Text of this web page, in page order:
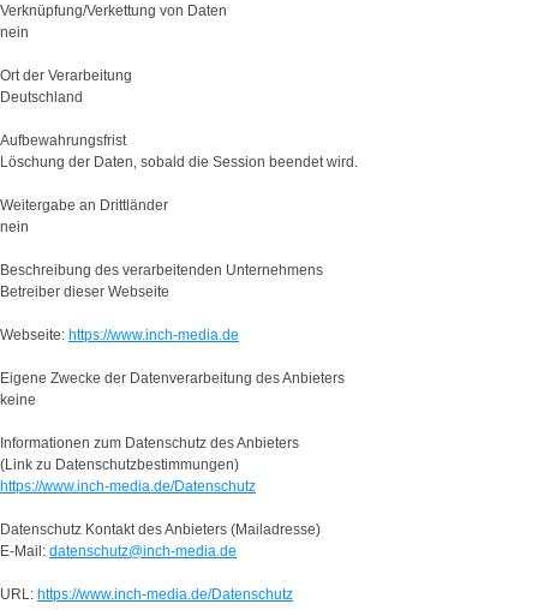
Verknüpfung/Verkettung von Daten
nein
Ort der Verarbeitung
Deutschland
Aufbewahrungsfrist
Löschung der Daten, sobald die Session beendet wird.
Weitergabe an Drittländer
nein
Beschreibung des verarbeitenden Unternehmens
Betreiber dieser Webseite
Webseite: https://www.inch-media.de
Eigene Zwecke der Datenverarbeitung des Anbieters
keine
Informationen zum Datenschutz des Anbieters
(Link zu Datenschutzbestimmungen)
https://www.inch-media.de/Datenschutz
Datenschutz Kontakt des Anbieters (Mailadresse)
E-Mail: datenschutz@inch-media.de
URL: https://www.inch-media.de/Datenschutz